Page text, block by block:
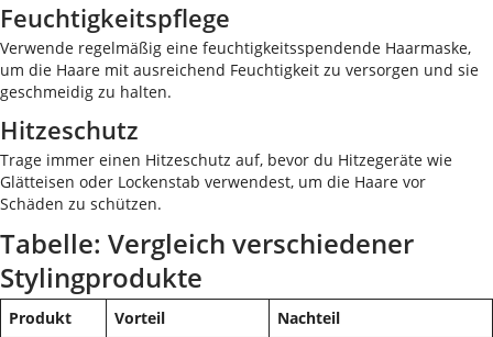
Feuchtigkeitspflege
Verwende regelmäßig eine feuchtigkeitsspendende Haarmaske,
um die Haare mit ausreichend Feuchtigkeit zu versorgen und sie
geschmeidig zu halten.
Hitzeschutz
Trage immer einen Hitzeschutz auf, bevor du Hitzegeräte wie
Glätteisen oder Lockenstab verwendest, um die Haare vor
Schäden zu schützen.
Tabelle: Vergleich verschiedener
Stylingprodukte
Produkt Vorteil Nachteil